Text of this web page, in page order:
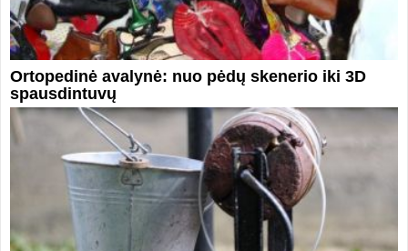
Ortopedinė avalynė: nuo pėdų skenerio iki 3D
spausdintuvų